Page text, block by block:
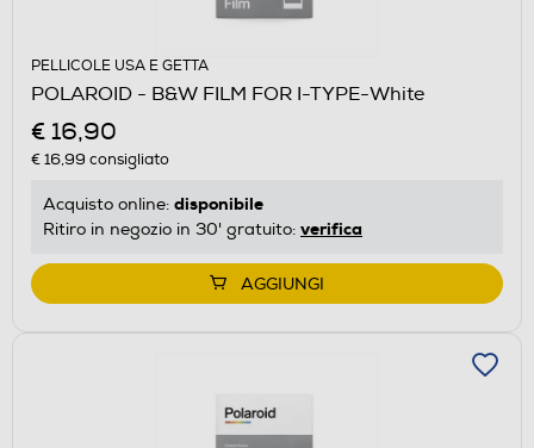
PELLICOLE USA E GETTA
POLAROID - B&W FILM FOR I-TYPE-White
€ 16,90
€ 16,99 consigliato
Acquisto online: disponibile
Ritiro in negozio in 30' gratuito: verifica
AGGIUNGI